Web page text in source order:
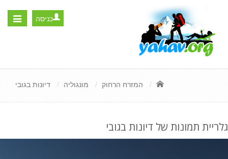
Toggle
כניסה
המזרח הרחוק מונגוליה דיונות בגובי
גלריית תמונות של דיונות בגובי